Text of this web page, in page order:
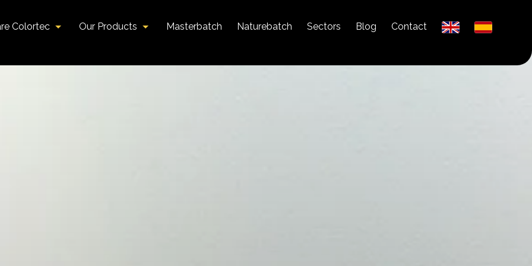
Colortec Our Products Masterbatch Naturebatch Sectors Blog Contact